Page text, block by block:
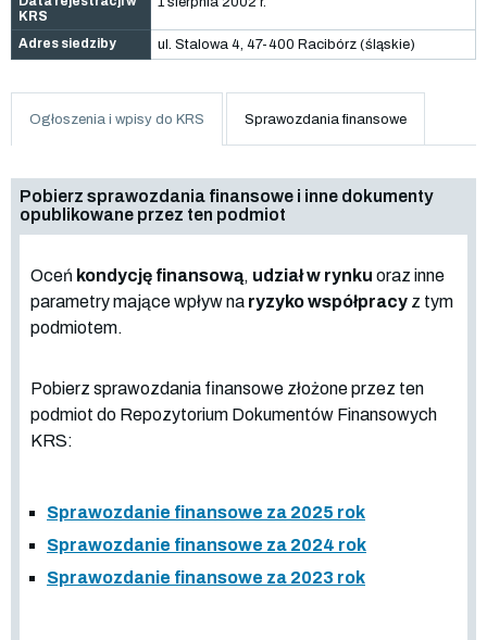
KRS
Adres siedziby ul. Stalowa 4, 47-400 Racibórz (śląskie)
Ogłoszenia i wpisy do KRS Sprawozdania finansowe
Pobierz sprawozdania finansowe i inne dokumenty
opublikowane przez ten podmiot
Oceń kondycję finansową, udział w rynku oraz inne
parametry mające wpływ na ryzyko współpracy z tym
podmiotem.
Pobierz sprawozdania finansowe złożone przez ten
podmiot do Repozytorium Dokumentów Finansowych
KRS:
Sprawozdanie finansowe za 2025 rok
Sprawozdanie finansowe za 2024 rok
Sprawozdanie finansowe za 2023 rok